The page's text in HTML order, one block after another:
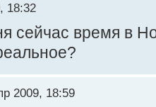
18:32
сейчас время в
2009, 18:59